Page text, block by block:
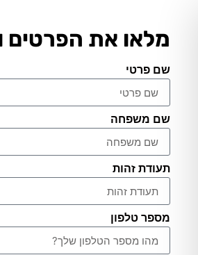
מלאו את הפרטים
שם פרטי
שם משפחה
תעודת זהות
מספר טלפון